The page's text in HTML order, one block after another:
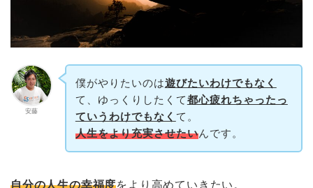
安藤
僕がやりたいのは遊びたいわけでもなく
て、ゆっくりしたくて都心疲れちゃったっ
ていうわけでもなく て。
人生をより充実させたいんです。
自分の人生の幸福度をより高めていきたい。